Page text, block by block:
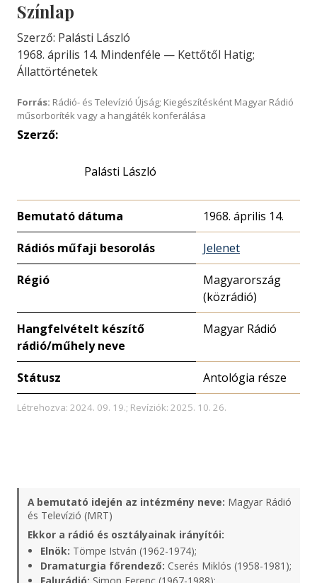
Színlap
Szerző: Palásti László
1968. április 14. Mindenféle — Kettőtől Hatig;
Állattörténetek
Forrás: Rádió- és Televízió Újság; Kiegészítésként Magyar Rádió
műsorboríték vagy a hangjáték konferálása
Szerző:
Palásti László
Bemutató dátuma 1968. április 14.
Rádiós műfaji besorolás Jelenet
Régió
Magyarország
(közrádió)
Hangfelvételt készítő
rádió/műhely neve
Magyar Rádió
Státusz Antológia része
Létrehozva: 2024. 09. 19.; Revíziók: 2025. 10. 26.
A bemutató idején az intézmény neve: Magyar Rádió
és Televízió (MRT)
Ekkor a rádió és osztályainak irányítói:
Elnök: Tömpe István (1962-1974);
Dramaturgia főrendező: Cserés Miklós (1958-1981);